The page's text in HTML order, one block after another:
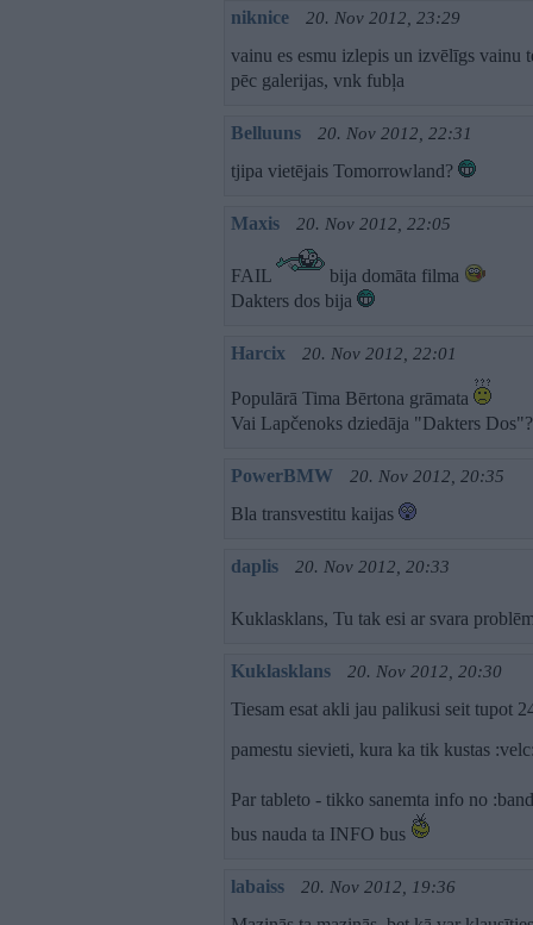
niknice 20. Nov 2012, 23:29
vainu es esmu izlepis un izvēlīgs vainu
pēc galerijas, vnk fubļa
Belluuns 20. Nov 2012, 22:31
tjipa vietējais Tomorrowland?
Maxis 20. Nov 2012, 22:05
FAIL
bija domāta filma
Dakters dos bija
Harcix 20. Nov 2012, 22:01
Populārā Tima Bērtona grāmata
Vai Lapčenoks dziedāja "Dakters Dos"?
PowerBMW 20. Nov 2012, 20:35
Bla transvestitu kaijas
daplis 20. Nov 2012, 20:33
Kuklasklans, Tu tak esi ar svara
Kuklasklans 20. Nov 2012, 20:30
Tiesam esat akli jau palikusi seit tupot
pamestu sievieti, kura ka tik kustas
Par tableto - tikko sanemta info no
bus nauda ta INFO bus
labaiss 20. Nov 2012, 19:36